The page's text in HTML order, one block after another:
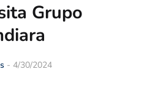
Grupo
- 4/30/2024